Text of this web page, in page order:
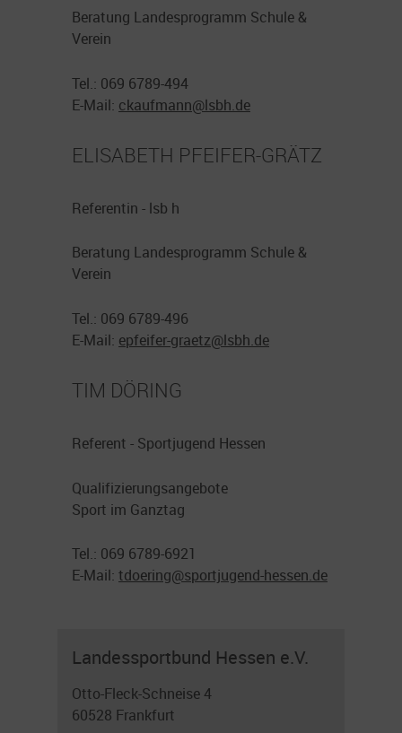
Beratung Landesprogramm Schule &
Verein
Tel.: 069 6789-494
E-Mail: ckaufmann@lsbh.de
ELISABETH PFEIFER-GRÄTZ
Referentin - lsb h
Beratung Landesprogramm Schule &
Verein
Tel.: 069 6789-496
E-Mail: epfeifer-graetz@lsbh.de
TIM DÖRING
Referent - Sportjugend Hessen
Qualifizierungsangebote
Sport im Ganztag
Tel.: 069 6789-6921
E-Mail: tdoering@sportjugend-hessen.de
Landessportbund Hessen e.V.
Otto-Fleck-Schneise 4
60528 Frankfurt